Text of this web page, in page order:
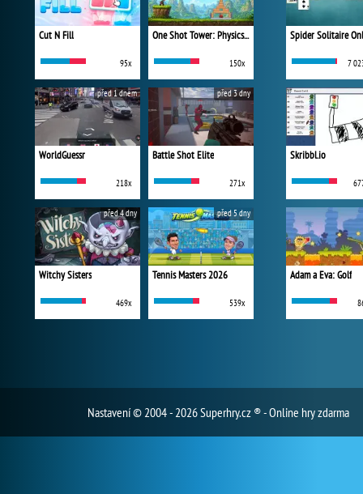
Cut N Fill
95x
One Shot Tower: Physics Destroyer
150x
WorldGuessr
218x
před 1 dnem
Battle Shot Elite
271x
před 3 dny
Witchy Sisters
469x
před 4 dny
Tennis Masters 2026
539x
před 5 dny
Spider Solitaire
7
Skribbl.io
Adam a Eva: Golf
Nastavení© 2004 - 2026 Superhry.cz ® - Online hry zdarma